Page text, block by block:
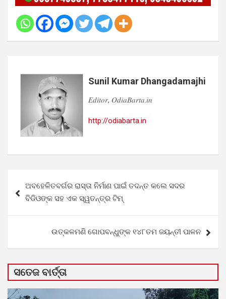
Sunil Kumar Dhangadamajhi
𝐸𝑑𝑖𝑡𝑜𝑟, 𝑂𝑑𝑖𝑎𝐵𝑎𝑟𝑡𝑎.𝑖𝑛
http://odiabarta.in
navigation
ଅବହେଳିତବର୍ଗର ରାସ୍ତା ନିର୍ମାଣ ପାଇଁ ତଦନ୍ତ କଲେ ସଦର
ବିଡିଓଙ୍କ ସହ ଏକ ସ୍ୱତନ୍ତ୍ର ଟିମ୍
ଉତ୍କଳମଣି ଗୋପବନ୍ଧୁଙ୍କ ୧୪୮ତମ ଜୟନ୍ତୀ ପାଳନ
ସତେଜ ବାର୍ତ୍ତା